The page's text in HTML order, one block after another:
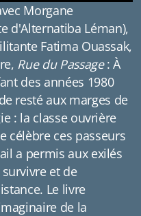
Morgane
d'Alternatiba Léman),
Fatima Ouassak,
Rue du Passage: À
des années 1980
resté aux marges de
: la classe ouvrière
célèbre ces passeurs
a permis aux exilés
et de
Le livre
de la